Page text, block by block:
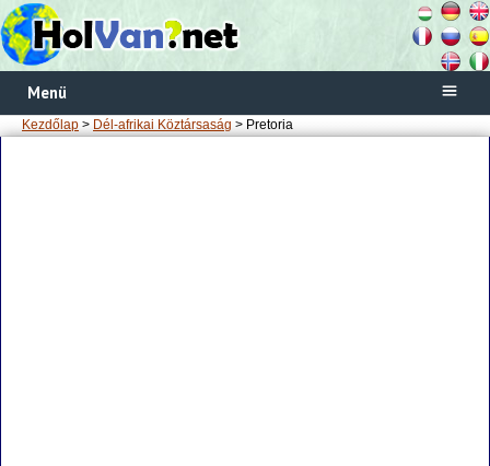
Menü
Kezdőlap > Dél-afrikai Köztársaság > Pretoria